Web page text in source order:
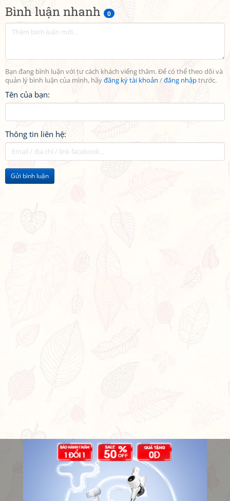
Bình luận nhanh 0
Bạn đang bình luận với tư cách khách viếng thăm. Để có thể theo dõi và
quản lý bình luận của mình, hãyđăng ký tài khoản /đăng nhậptrước.
Tên của bạn:
Thông tin liên hệ:
Gửi bình luận